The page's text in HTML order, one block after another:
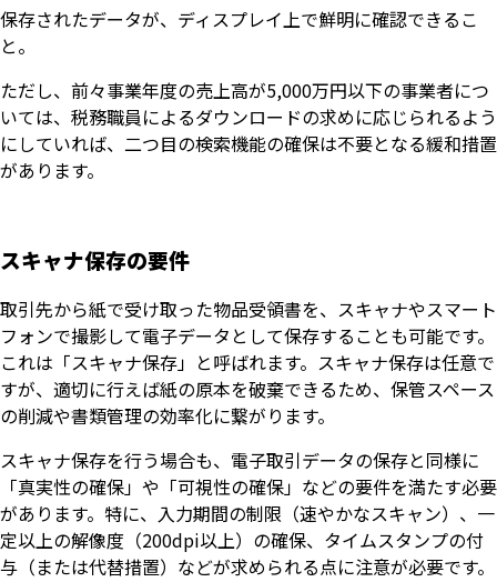
保存されたデータが、ディスプレイ上で鮮明に確認できるこ
と。
ただし、前々事業年度の売上高が5,000万円以下の事業者につ
いては、税務職員によるダウンロードの求めに応じられるよう
にしていれば、二つ目の検索機能の確保は不要となる緩和措置
があります。
スキャナ保存の要件
取引先から紙で受け取った物品受領書を、スキャナやスマート
フォンで撮影して電子データとして保存することも可能です。
これは「スキャナ保存」と呼ばれます。スキャナ保存は任意で
すが、適切に行えば紙の原本を破棄できるため、保管スペース
の削減や書類管理の効率化に繋がります。
スキャナ保存を行う場合も、電子取引データの保存と同様に
「真実性の確保」や「可視性の確保」などの要件を満たす必要
があります。特に、入力期間の制限（速やかなスキャン）、一
定以上の解像度（200dpi以上）の確保、タイムスタンプの付
与（または代替措置）などが求められる点に注意が必要です。